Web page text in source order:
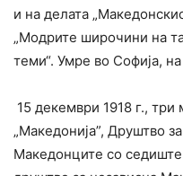
и на делата
„Модрите широчини на
теми“. Умре во Софија,
15 декември 1918 г.,
„Македонија”, Друштво
Македонците со